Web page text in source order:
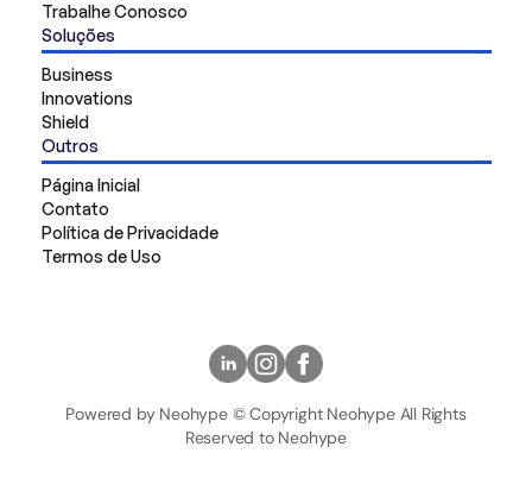
Trabalhe Conosco
Soluções
Business
Innovations
Shield
Outros
Página Inicial
Contato
Política de Privacidade
Termos de Uso
Powered by Neohype © Copyright Neohype All Rights
Reserved to Neohype